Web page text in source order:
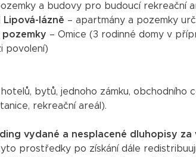
a budovy pro budoucí rekreační
lázně – apartmány a pozemky
pozemky – Omice (3 rodinné domy v
povolení)
bytů, jednoho zámku,
rekreační areál).
vydané a nesplacené dluhopisy za
prostředky po získání dále